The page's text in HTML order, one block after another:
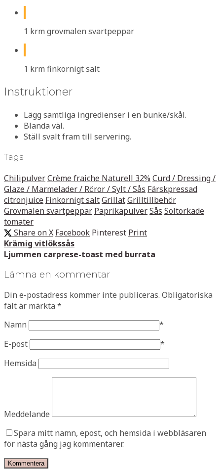
1 krm grovmalen svartpeppar
1 krm finkornigt salt
Instruktioner
Lägg samtliga ingredienser i en bunke/skål.
Blanda väl.
Ställ svalt fram till servering.
Tags
ChilipulverCrème fraiche Naturell 32% Curd / Dressing /
Glaze / Marmelader / Röror / Sylt / Sås Färskpressad
citronjuice Finkornigt saltGrillatGrilltillbehör
Grovmalen svartpeppar PaprikapulverSås Soltorkade
tomater
Share on X Facebook Pinterest Print
Krämig vitlökssås
Ljummen carprese-toast med burrata
Lämna en kommentar
Din e-postadress kommer inte publiceras. Obligatoriska
fält är märkta *
Namn
*
E-post
*
Hemsida
Meddelande
Spara mitt namn, epost, och hemsida i webbläsaren
för nästa gång jag kommentarer.